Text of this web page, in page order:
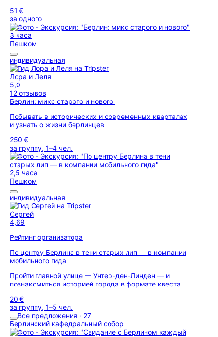
51 €
за одного
3 часа
Пешком
индивидуальная
Лора и Леля
5,0
12 отзывов
Берлин: микс старого и нового
Побывать в исторических и современных кварталах
и узнать о жизни берлинцев
250 €
за группу, 1–4 чел.
2,5 часа
Пешком
индивидуальная
Сергей
4,69
Рейтинг организатора
По центру Берлина в тени старых лип — в компании
мобильного гида
Пройти главной улице — Унтер-ден-Линден — и
познакомиться историей города в формате квеста
20 €
за группу, 1–5 чел.
Все предложения · 27
Берлинский кафедральный собор